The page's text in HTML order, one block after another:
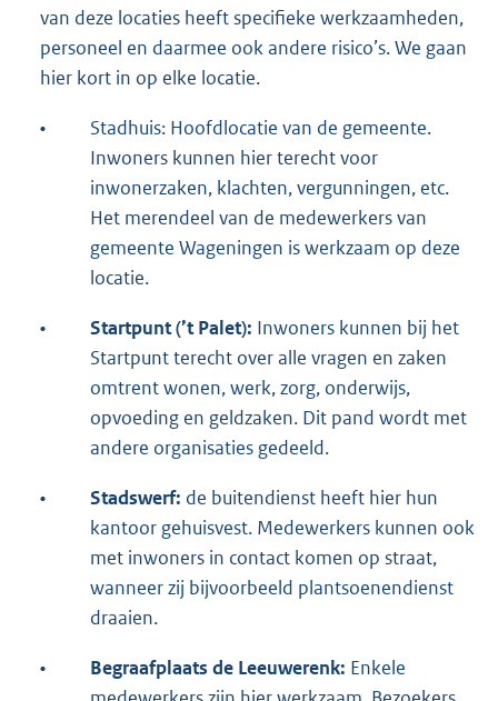
van deze locaties heeft specifieke werkzaamheden,
personeel en daarmee ook andere risico’s. We gaan
hier kort in op elke locatie.
•
Stadhuis: Hoofdlocatie van de gemeente.
Inwoners kunnen hier terecht voor
inwonerzaken, klachten, vergunningen, etc.
Het merendeel van de medewerkers van
gemeente Wageningen is werkzaam op deze
locatie.
• Startpunt (’t Palet): Inwoners kunnen bij het
Startpunt terecht over alle vragen en zaken
omtrent wonen, werk, zorg, onderwijs,
opvoeding en geldzaken. Dit pand wordt met
andere organisaties gedeeld.
• Stadswerf: de buitendienst heeft hier hun
kantoor gehuisvest. Medewerkers kunnen ook
met inwoners in contact komen op straat,
wanneer zij bijvoorbeeld plantsoenendienst
draaien.
• Begraafplaats de Leeuwerenk: Enkele